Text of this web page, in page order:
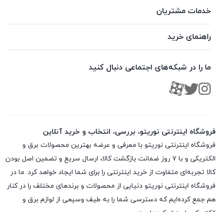
خدمات مشتریان
راهنمای خرید
ما را در شبکه‌های اجتماعی دنبال کنید
فروشگاه اینترنتی نوریتو، بررسی، انتخاب و خرید آنلاین
فروشگاه اینترنتی نوریتو با معرفی و عرضه بهترین محصولات برق و
الکتریکی و با ۷ روز ضمانت بازگشت کالا، ارسال سریع و تضمین اصل بودن
کالا تجربه‌ای متفاوت از خرید اینترنتی را برای شما ایجاد خواهد کرد. ما در
فروشگاه اینترنتی نوریتو دنیایی از محصولات و برندهای مختلف را در کنار
هم جمع کرده‌ایم که دسترسی شما را به طیف وسیعی از لوازم برق و